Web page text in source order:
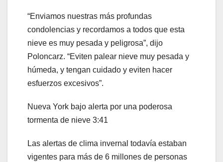
“Enviamos nuestras más profundas
condolencias y recordamos a todos que esta
nieve es muy pesada y peligrosa”, dijo
Poloncarz. “Eviten palear nieve muy pesada y
húmeda, y tengan cuidado y eviten hacer
esfuerzos excesivos”.
Nueva York bajo alerta por una poderosa
tormenta de nieve 3:41
Las alertas de clima invernal todavía estaban
vigentes para más de 6 millones de personas